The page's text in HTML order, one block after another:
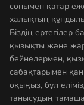
сонымен қатар
халықтың
Біздің ертегілер
қызықты және
бейнелермен,
сабақтарымен
оқыңыз, бұл
танысудың